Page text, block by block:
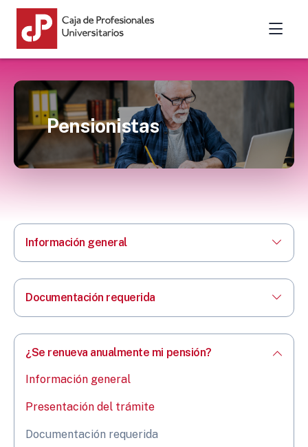
Pensionistas
Información general
Documentación requerida
¿Se renueva anualmente mi pensión?
Información general
Presentación del trámite
Documentación requerida